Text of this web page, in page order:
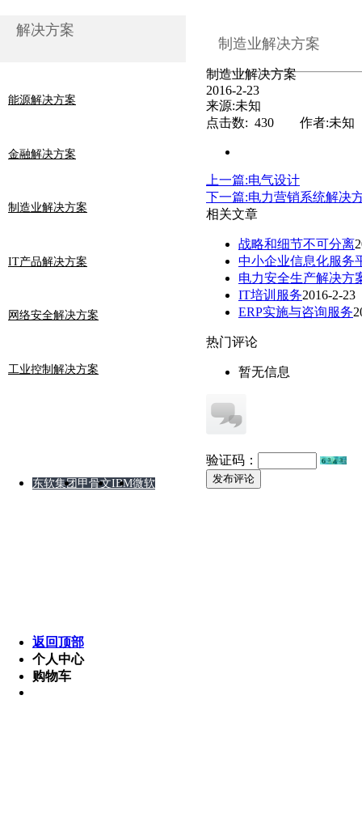
解决方案
能源解决方案
金融解决方案
制造业解决方案
IT产品解决方案
网络安全解决方案
工业控制解决方案
制造业解决方案
制造业解决方案
2016-2-23
来源:未知
点击数: 430 作者:未知
上一篇:电气设计
下一篇:电力营销系统解决
相关文章
战略和细节不可分离
中小企业信息化服务
电力安全生产解决方
IT培训服务2016-2-23
ERP实施与咨询服务
热门评论
暂无信息
验证码：
发布评论
东软集团 甲骨文IBM微软
返回顶部
个人中心
购物车